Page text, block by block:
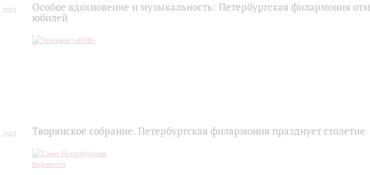
2021
Особое вдохновение и музыкальность: Петербургская филармония
юбилей
2021 Творянское собрание. Петербургская филармония празднует столетие